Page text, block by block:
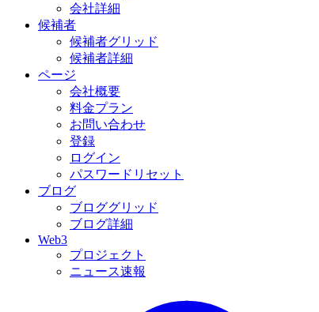
会社詳細
候補者
候補者グリッド
候補者詳細
ページ
会社概要
料金プラン
お問い合わせ
登録
ログイン
パスワードリセット
ブログ
ブロググリッド
ブログ詳細
Web3
プロジェクト
ニュース速報